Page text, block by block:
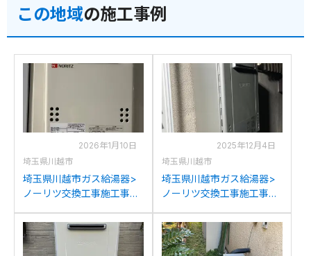
この地域の施工事例
2026年1月10日
埼玉県川越市
埼玉県川越市ガス給湯器>
ノーリツ交換工事施工事
らノーリツGQ-1639WE-1
への交換
2025年12月4日
埼玉県川越市
埼玉県川越市ガス給湯器>
ノーリツ交換工事施工事
C2432SAWXからノーリツ
GT-C2472SAW BLへの交
換